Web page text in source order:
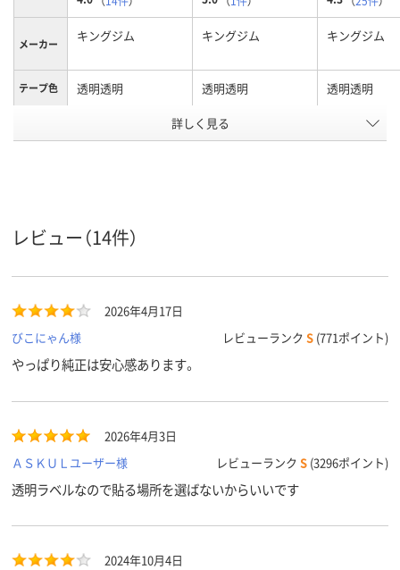
メーカー キングジム キングジム キングジム
テープ色 透明透明 透明透明 透明透明
黒黒
テープ長
さ
8m8m
詳しく見る
レビュー（14件）
2026年4月17日
びこにゃん様
レビューランク S (771ポイント)
やっぱり純正は安心感あります。
2026年4月3日
ＡＳＫＵＬユーザー様
レビューランク S (3296ポイント)
透明ラベルなので貼る場所を選ばないからいいです
2024年10月4日